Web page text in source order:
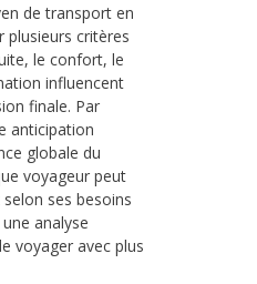
de transport en
plusieurs critères
le confort, le
influencent
finale. Par
anticipation
globale du
voyageur peut
ses besoins
analyse
voyager avec plus